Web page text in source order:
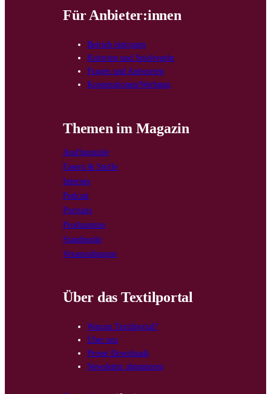
Für Anbieter:innen
Betrieb eintragen
Kriterien und Spielregeln
Fragen und Antworten
Kooperationen/Werbung
Themen im Magazin
Ausflugsziele
Fasern & Stoffe
Internes
Podcast
Portraits
Produzenten
Standpunkt
Veranstaltungen
Über das Textilportal
Warum Textilportal?
Über uns
Presse Downloads
Newsletter abonnieren